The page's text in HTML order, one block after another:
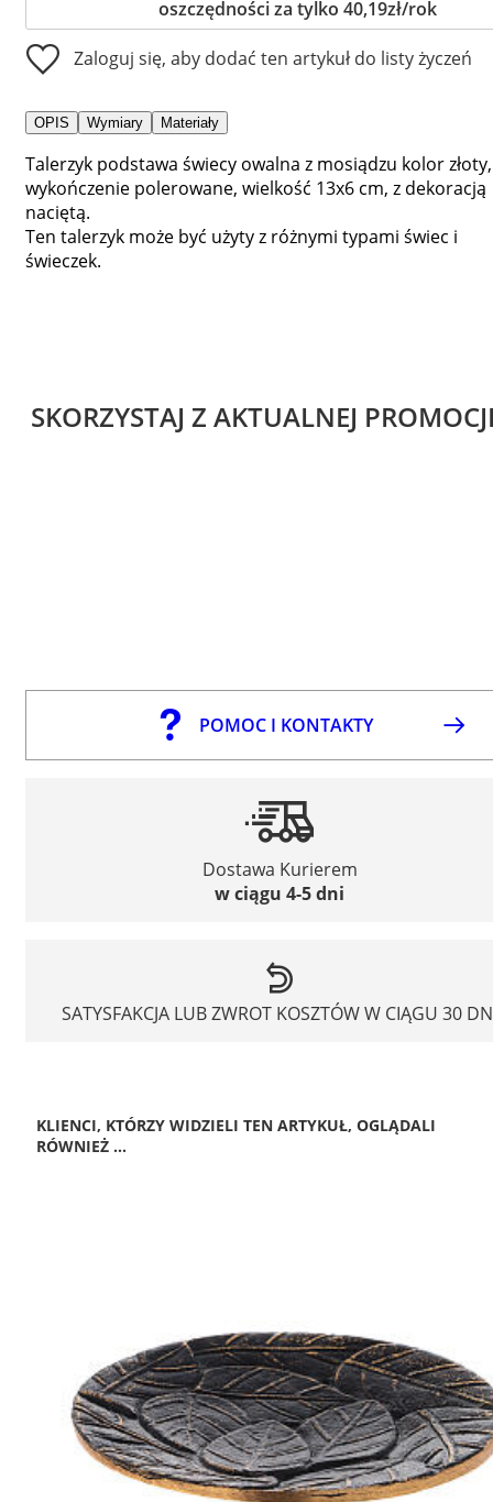
oszczędności za tylko 40,19zł/rok
Zaloguj się, aby dodać ten artykuł do listy życzeń
OPIS Wymiary Materiały
Talerzyk podstawa świecy owalna z mosiądzu kolor złoty,
wykończenie polerowane, wielkość 13x6 cm, z dekoracją
naciętą.
Ten talerzyk może być użyty z różnymi typami świec i
świeczek.
SKORZYSTAJ Z AKTUALNEJ
POMOC I KONTAKTY
Dostawa Kurierem
w ciągu 4-5 dni
SATYSFAKCJA LUB ZWROT KOSZTÓW W CIĄGU 30
KLIENCI, KTÓRZY WIDZIELI TEN ARTYKUŁ, OGLĄDALI
RÓWNIEŻ ...